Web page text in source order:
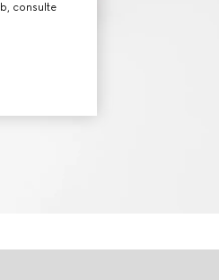
consulte